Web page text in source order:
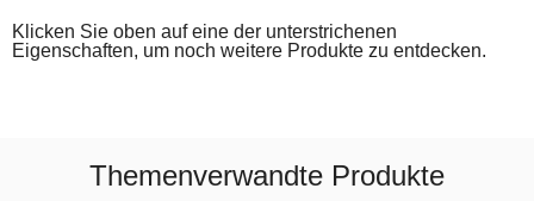
Klicken Sie oben auf eine der unterstrichenen
Eigenschaften, um noch weitere Produkte zu entdecken.
Themenverwandte Produkte